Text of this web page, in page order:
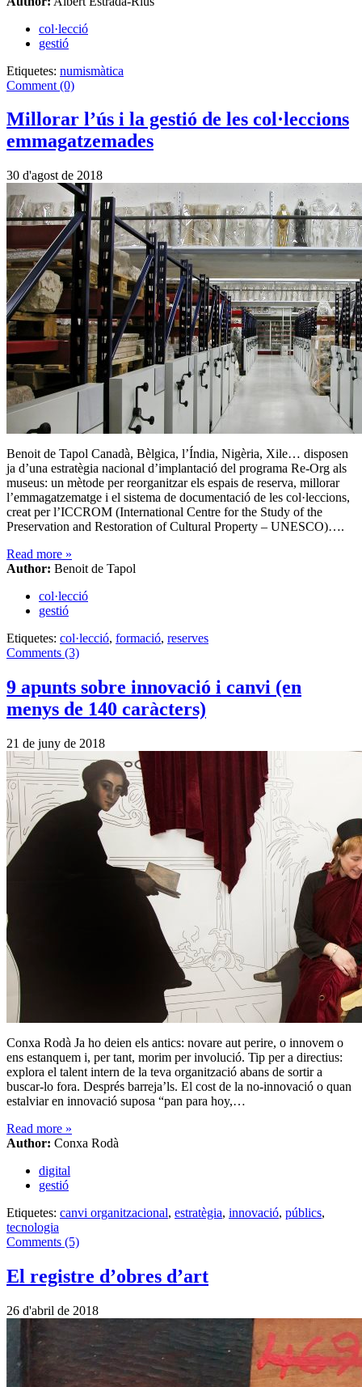
col·lecció
gestió
Etiquetes: numismàtica
Comment (0)
Millorar l’ús i la gestió de les col·leccions
emmagatzemades
30 d'agost de 2018
Benoit de Tapol Canadà, Bèlgica, l’Índia, Nigèria, Xile… disposen
ja d’una estratègia nacional d’implantació del programa Re-Org als
museus: un mètode per reorganitzar els espais de reserva, millorar
l’emmagatzematge i el sistema de documentació de les col·leccions,
creat per l’ICCROM (International Centre for the Study of the
Preservation and Restoration of Cultural Property – UNESCO)….
Read more »
Author: Benoit de Tapol
col·lecció
gestió
Etiquetes: col·lecció, formació, reserves
Comments (3)
9 apunts sobre innovació i canvi (en
menys de 140 caràcters)
21 de juny de 2018
Conxa Rodà Ja ho deien els antics: novare aut perire, o innovem o
ens estanquem i, per tant, morim per involució. Tip per a directius:
explora el talent intern de la teva organització abans de sortir a
buscar-lo fora. Després barreja’ls. El cost de la no-innovació o quan
estalviar en innovació suposa “pan para hoy,…
Read more »
Author: Conxa Rodà
digital
gestió
Etiquetes: canvi organitzacional, estratègia, innovació, públics,
tecnologia
Comments (5)
El registre d’obres d’art
26 d'abril de 2018